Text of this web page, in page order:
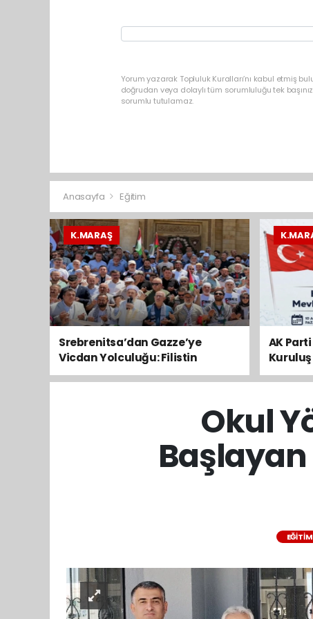
Yorum yazarak Topluluk Kuralları’nı kabul etmiş
doğrudan veya dolaylı tüm sorumluluğu tek
sorumlu tutulamaz.
Anasayfa Eğitim
K.MARAŞ
Srebrenitsa’dan Gazze’ye
Vicdan Yolculuğu: Filistin
Konvoyu Kahramanmaraş’tan
AK
Anacak
Okul
Başlayan
EĞITIM